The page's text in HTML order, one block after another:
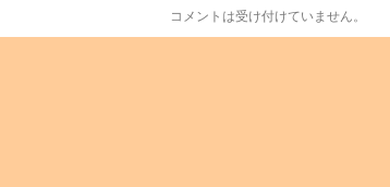
コメントは受け付けていません。